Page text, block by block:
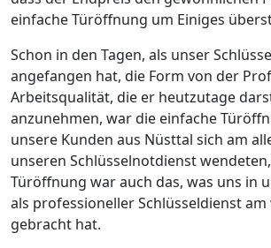
einfache Türöffnung um Einiges
Schon in den Tagen, als unser
angefangen hat, die Form von der
Arbeitsqualität, die er heutzutage
anzunehmen, war die einfache
unsere Kunden aus Nüsttal sich am
unseren Schlüsselnotdienst
Türöffnung war auch das, was uns in
als professioneller Schlüsseldienst
gebracht hat.